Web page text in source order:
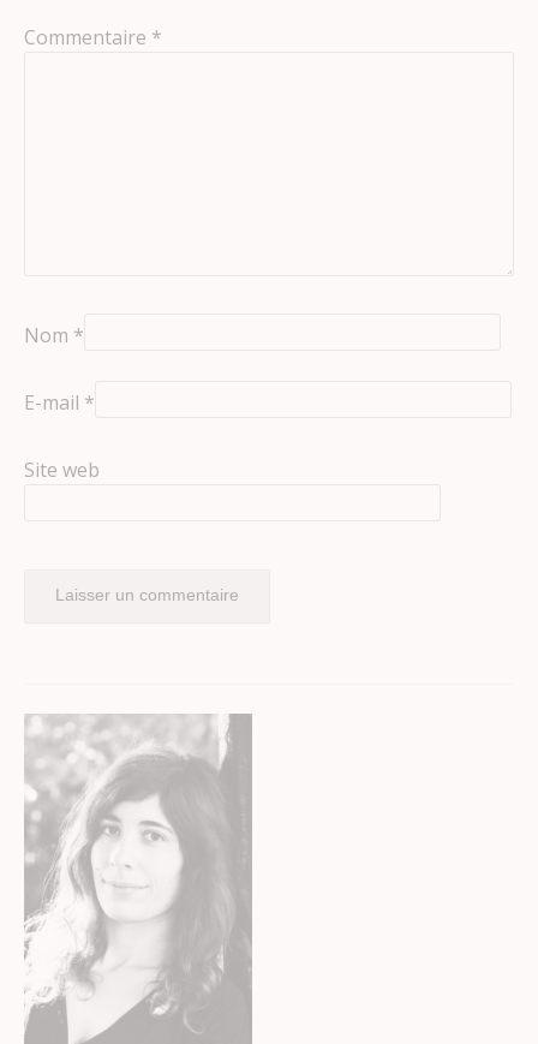
Commentaire *
Nom *
E-mail *
Site web